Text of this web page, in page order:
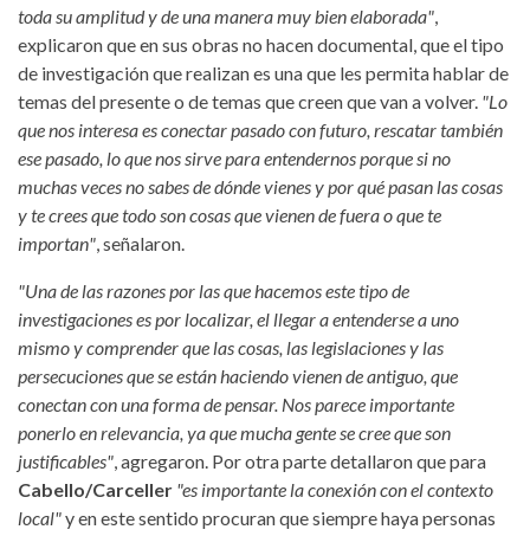
toda su amplitud y de una manera muy bien elaborada",
explicaron que en sus obras no hacen documental, que el tipo
de investigación que realizan es una que les permita hablar de
temas del presente o de temas que creen que van a volver. "Lo
que nos interesa es conectar pasado con futuro, rescatar también
ese pasado, lo que nos sirve para entendernos porque si no
muchas veces no sabes de dónde vienes y por qué pasan las cosas
y te crees que todo son cosas que vienen de fuera o que te
importan", señalaron.
"Una de las razones por las que hacemos este tipo de
investigaciones es por localizar, el llegar a entenderse a uno
mismo y comprender que las cosas, las legislaciones y las
persecuciones que se están haciendo vienen de antiguo, que
conectan con una forma de pensar. Nos parece importante
ponerlo en relevancia, ya que mucha gente se cree que son
justificables", agregaron. Por otra parte detallaron que para
Cabello/Carceller "es importante la conexión con el contexto
local"y en este sentido procuran que siempre haya personas